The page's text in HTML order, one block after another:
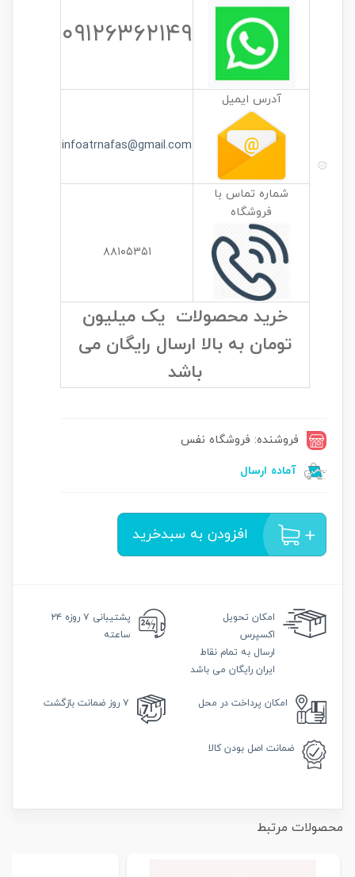
۰۹۱۲۶۳۶۲۱۴۹
آدرس ایمیل
infoatrnafas@gmail.com
شماره تماس با
فروشگاه
۸۸۱۰۵۳۵۱
خرید محصولات یک میلیون
تومان به بالا ارسال رایگان می
باشد
فروشنده: فروشگاه نفس
آماده ارسال
افزودن به سبدخرید
امکان تحویل
اکسپرس
ارسال به تمام نقاط
ایران رایگان می باشد
پشتیبانی
۷ روزه ۲۴
ساعته
امکان پرداخت در محل ۷ روز ضمانت بازگشت
ضمانت اصل بودن کالا
محصولات مرتبط